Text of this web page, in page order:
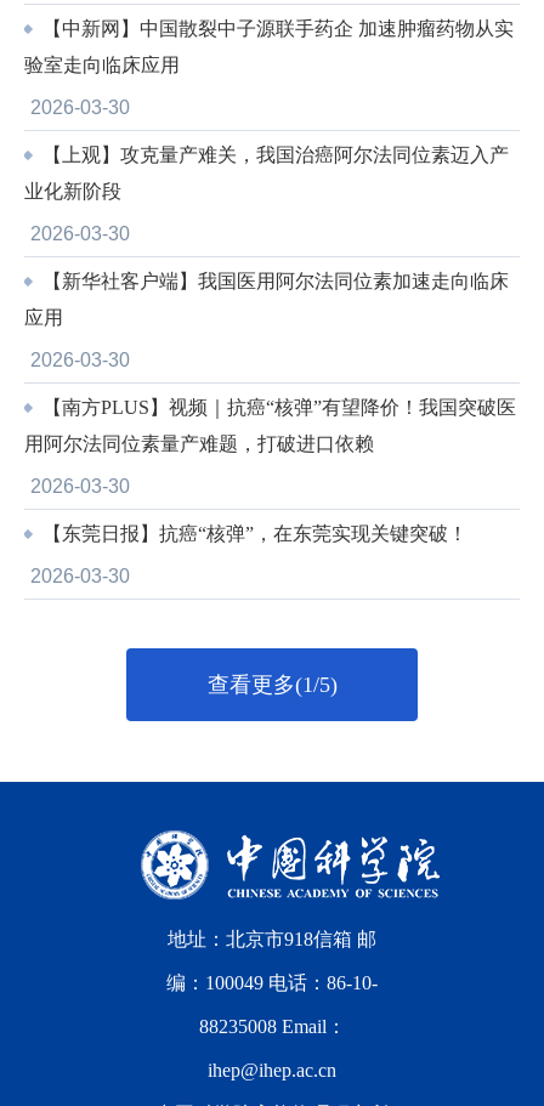
【中新网】中国散裂中子源联手药企 加速肿瘤药物从实
验室走向临床应用
2026-03-30
【上观】攻克量产难关，我国治癌阿尔法同位素迈入产
业化新阶段
2026-03-30
【新华社客户端】我国医用阿尔法同位素加速走向临床
应用
2026-03-30
【南方PLUS】视频｜抗癌“核弹”有望降价！我国突破医
用阿尔法同位素量产难题，打破进口依赖
2026-03-30
【东莞日报】抗癌“核弹”，在东莞实现关键突破！
2026-03-30
查看更多(1/5)
地址：北京市918信箱 邮
编：100049 电话：86-10-
88235008 Email：
ihep@ihep.ac.cn